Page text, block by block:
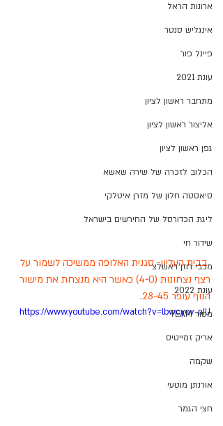
ארונות הראל
אינגליש סנטר
פיינל פור
עונת 2021
מתחבר ראשון לציון
אליצור ראשון לציון
גפן ראשון לציון
הכלוב לזכרה של שירה שאשא
סיאסטה חלון של מזרן איטלקי
ליגת הכדורסל של החירשים בישראל
שידור חי
מכבי רוזן ראשלצ
עונת 2022
מסור TEAM
אריק זמייטיס
שקמה
אורנתן מוטעי
חצי הגמר
בבית העליון- סגנית האלופה ממשיכה לשמור על
רצף נצחונות (4-0) כאשר היא מנצחת את מישור
הנוף עופר 28-45.
https://www.youtube.com/watch?v=lbwcyov-nIU